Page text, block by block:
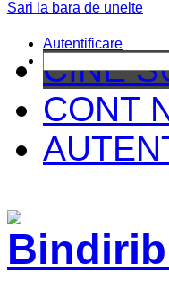
CINE
CONT
Sari la bara de unelte
Autentificare